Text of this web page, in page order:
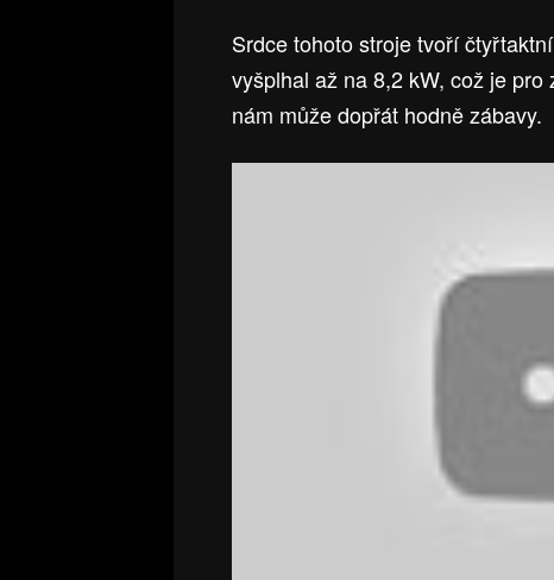
Srdce tohoto stroje tvoří
vyšplhal až na 8,2 kW, což je
nám může dopřát hodně zábavy.